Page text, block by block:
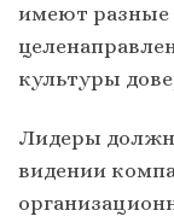
имеют разные
культуры
Лидеры
видении